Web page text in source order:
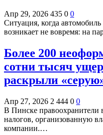
Апр 29, 2026 435 0 0
Ситуация, когда автомобиль
возникает не вовремя: на
Более 200
сотни тысяч
раскрыли
Апр 27, 2026 2 444 0 0
В Пинске правоохранители
налогов, организованную
компании.…